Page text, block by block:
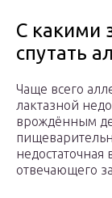
С какими
спутать
Чаще всего
лактазной
врождённым
отвечающего